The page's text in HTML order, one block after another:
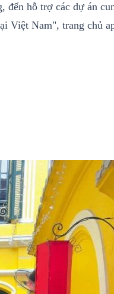
hỗ trợ các dự án
Việt Nam", trang chủ